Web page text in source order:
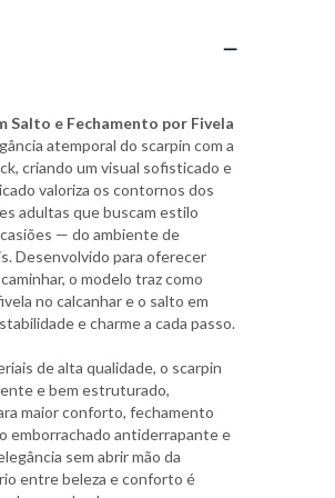
Salto e Fechamento por Fivela
atemporal do scarpin com a
criando um visual sofisticado e
valoriza os contornos dos
adultas que buscam estilo
— do ambiente de
Desenvolvido para oferecer
o modelo traz como
no calcanhar e o salto em
e charme a cada passo.
de alta qualidade, o scarpin
e bem estruturado,
maior conforto, fechamento
emborrachado antiderrapante e
sem abrir mão da
entre beleza e conforto é